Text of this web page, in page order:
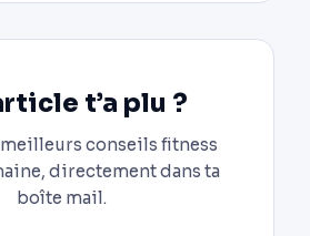
t’a plu ?
conseils fitness
directement dans ta
boîte mail.